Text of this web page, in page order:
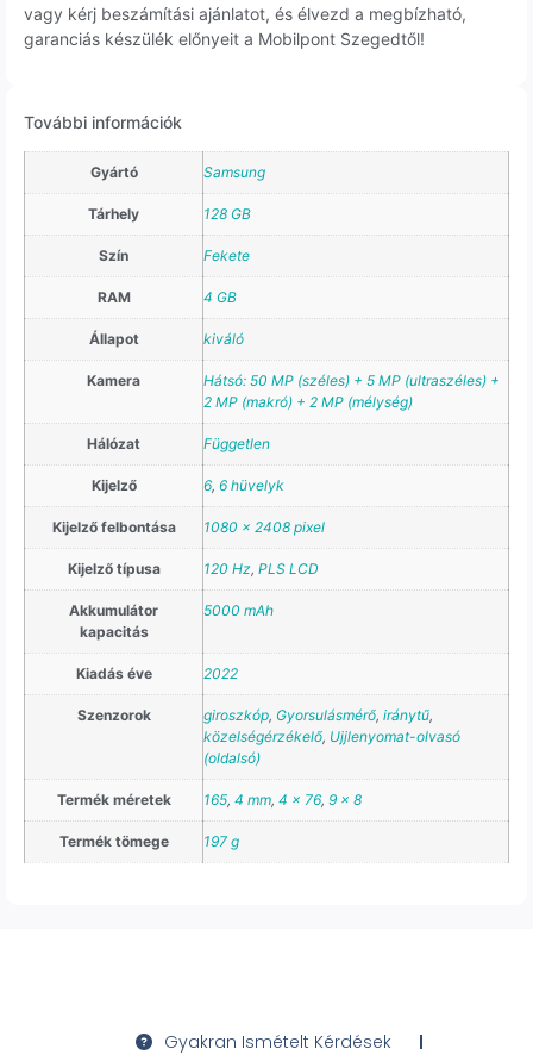
vagy kérj beszámítási ajánlatot, és élvezd a megbízható,
garanciás készülék előnyeit a Mobilpont Szegedtől!
További információk
Gyártó Samsung
Tárhely 128 GB
Szín Fekete
RAM 4 GB
Állapot kiváló
Kamera
Hátsó: 50 MP (széles) + 5 MP (ultraszéles) +
2 MP (makró) + 2 MP (mélység)
Hálózat Független
Kijelző 6, 6 hüvelyk
Kijelző felbontása 1080 x 2408 pixel
Kijelző típusa 120 Hz, PLS LCD
Akkumulátor
kapacitás
5000 mAh
Kiadás éve 2022
Szenzorok giroszkóp, Gyorsulásmérő, iránytű,
közelségérzékelő, Ujjlenyomat-olvasó
(oldalsó)
Termék méretek 165, 4 mm, 4 x 76, 9 x 8
Termék tömege 197 g
Gyakran Ismételt Kérdések